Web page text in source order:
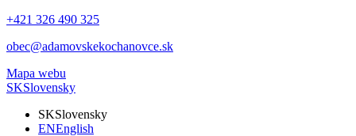
+421 326 490 325
obec@adamovskekochanovce.sk
Mapa webu
SKSlovensky
SKSlovensky
ENEnglish